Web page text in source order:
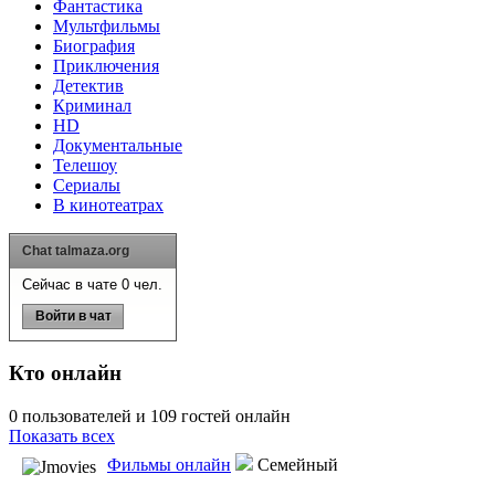
Фантастика
Мультфильмы
Биография
Приключения
Детектив
Криминал
HD
Документальные
Телешоу
Сериалы
В кинотеатрах
Chat talmaza.org
Сейчас в чате 0 чел.
Войти в чат
Кто онлайн
0 пользователей и 109 гостей онлайн
Показать всех
Фильмы онлайн
Семейный